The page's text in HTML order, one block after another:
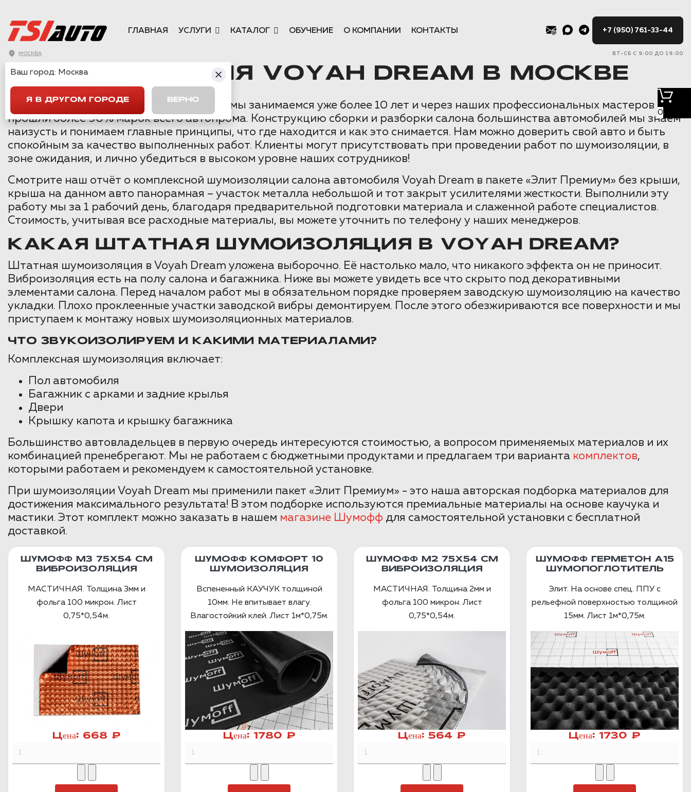
МОСКВА
ГЛАВНАЯ УСЛУГИ КАТАЛОГ ОБУЧЕНИЕ О КОМПАНИИ КОНТАКТЫ +7 (950) 761-33-44
ВТ-СБ С 9:00 ДО 19:00
0
ШУМОИЗОЛЯЦИЯ VOYAH DREAM В МОСКВЕ
Шумоизоляцией автомобилей в Москве мы занимаемся уже более 10 лет и через наших профессиональных мастеров
прошли более 90% марок всего автопрома. Конструкцию сборки и разборки салона большинства автомобилей мы знаем
наизусть и понимаем главные принципы, что где находится и как это снимается. Нам можно доверить свой авто и быть
спокойным за качество выполненных работ. Клиенты могут присутствовать при проведении работ по шумоизоляции, в
зоне ожидания, и лично убедиться в высоком уровне наших сотрудников!
Смотрите наш отчёт о комплексной шумоизоляции салона автомобиля Voyah Dream в пакете «Элит Премиум» без крыши,
крыша на данном авто панорамная – участок металла небольшой и тот закрыт усилителями жесткости. Выполнили эту
работу мы за 1 рабочий день, благодаря предварительной подготовки материала и слаженной работе специалистов.
Стоимость, учитывая все расходные материалы, вы можете уточнить по телефону у наших менеджеров.
КАКАЯ ШТАТНАЯ ШУМОИЗОЛЯЦИЯ В VOYAH DREAM?
Штатная шумоизоляция в Voyah Dream уложена выборочно. Её настолько мало, что никакого эффекта он не приносит.
Виброизоляция есть на полу салона и багажника. Ниже вы можете увидеть все что скрыто под декоративными
элементами салона. Перед началом работ мы в обязательном порядке проверяем заводскую шумоизоляцию на качество
укладки. Плохо проклеенные участки заводской вибры демонтируем. После этого обезжириваются все поверхности и мы
приступаем к монтажу новых шумоизоляционных материалов.
ЧТО ЗВУКОИЗОЛИРУЕМ И КАКИМИ МАТЕРИАЛАМИ?
Комплексная шумоизоляция включает:
Пол автомобиля
Багажник с арками и задние крылья
Двери
Крышку капота и крышку багажника
Большинство автовладельцев в первую очередь интересуются стоимостью, а вопросом применяемых материалов и их
комбинацией пренебрегают. Мы не работаем с бюджетными продуктами и предлагаем три варианта комплектов,
которыми работаем и рекомендуем к самостоятельной установке.
При шумоизоляции Voyah Dream мы применили пакет «Элит Премиум» - это наша авторская подборка материалов для
достижения максимального результата! В этом подборке используются премиальные материалы на основе каучука и
мастики. Этот комплект можно заказать в нашем магазине Шумофф для самостоятельной установки с бесплатной
доставкой.
ШУМОФФ М3 75Х54 СМ
ВИБРОИЗОЛЯЦИЯ
МАСТИЧНАЯ. Толщина 3мм и
фольга 100 микрон. Лист
0,75*0,54м.
Цена: 668 ₽
ШУМОФФ КОМФОРТ 10
ШУМОИЗОЛЯЦИЯ
Вспененный КАУЧУК толщиной
10мм. Не впитывает влагу.
Влагостойкий клей. Лист 1м*0,75м.
Цена: 1780 ₽
ШУМОФФ М2 75X54 СМ
ВИБРОИЗОЛЯЦИЯ
МАСТИЧНАЯ. Толщина 2мм и
фольга 100 микрон. Лист
0,75*0,54м.
Цена: 564 ₽
ШУМОФФ ГЕРМЕТОН А15
ШУМОПОГЛОТИТЕЛЬ
Элит. На основе спец. ППУ с
рельефной поверхностью толщиной
15мм. Лист 1м*0,75м.
Цена: 1730 ₽
Ваш город: Москва
Я В ДРУГОМ ГОРОДЕ ВЕРНО